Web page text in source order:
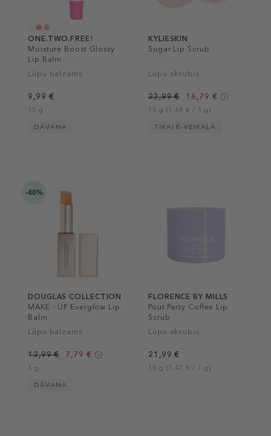
ONE.TWO.FREE!
Moisture Boost Glossy
Lip Balm
Lūpu balzams
9,99 €
13 g
DĀVANA
KYLIESKIN
Sugar Lip Scrub
Lūpu skrubis
23,99 € 16,79 €
10 g (1,68 € / 1 g)
TIKAI E-VEIKALĀ
-40%
DOUGLAS COLLECTION
MAKE - UP Everglow Lip
Balm
Lūpu balzams
12,99 € 7,79 €
3 g
DĀVANA
FLORENCE BY MILLS
Pout Party Coffee Lip
Scrub
Lūpu skrubis
21,99 €
15 g (1,47 € / 1 g)